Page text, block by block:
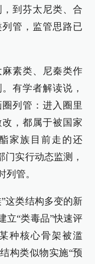
到芬太尼类、合
管，监管思路已
素类、尼秦类作
有学者解读说，
列管：进入圈里
，都属于被国家
家族目前走的还
门实行动态监测，
管。
这类结构多变的新
立“类毒品”快速评
种核心骨架被滥
构类似物实施“预